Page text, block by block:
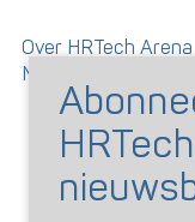
Over HRTech Arena
Nieuwsbrief